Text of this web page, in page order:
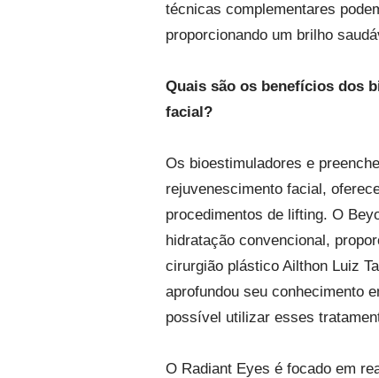
técnicas complementares
proporcionando um brilho
Quais são os benefícios dos
facial?
Os bioestimuladores e
rejuvenescimento facial,
procedimentos de lifting. O
hidratação convencional,
cirurgião plástico Ailthon Luiz
aprofundou seu conhecimento
possível utilizar esses
O Radiant Eyes é focado em